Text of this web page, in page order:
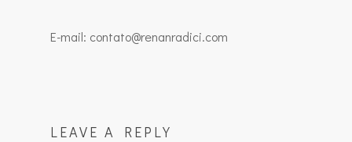
E-mail: contato@renanradici.com
LEAVE A REPLY